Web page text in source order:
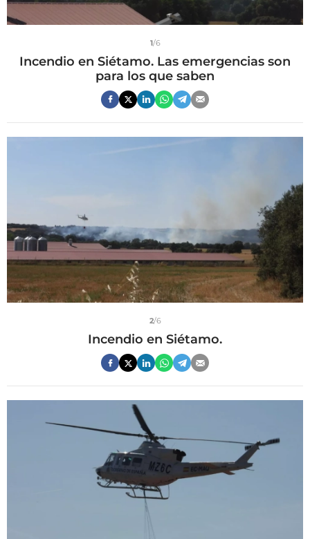
1/6
Incendio en Siétamo. Las emergencias son
para los que saben
2/6
Incendio en Siétamo.